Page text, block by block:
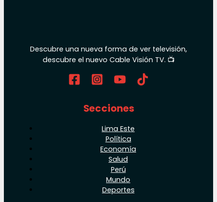
Descubre una nueva forma de ver televisión,
descubre el nuevo Cable Visión TV. 📺
Secciones
Lima Este
Política
Economía
Salud
Perú
Mundo
Deportes